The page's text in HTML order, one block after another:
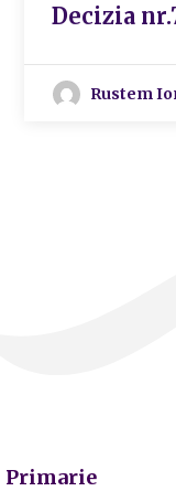
Decizia
Rustem
Primarie